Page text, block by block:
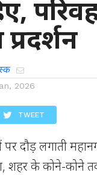
2026
TWEET
पर दौड़ लगाती
शहर के कोने-कोने